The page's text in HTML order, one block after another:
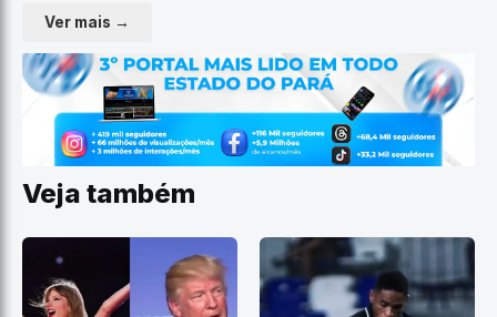
Ver mais →
Veja também